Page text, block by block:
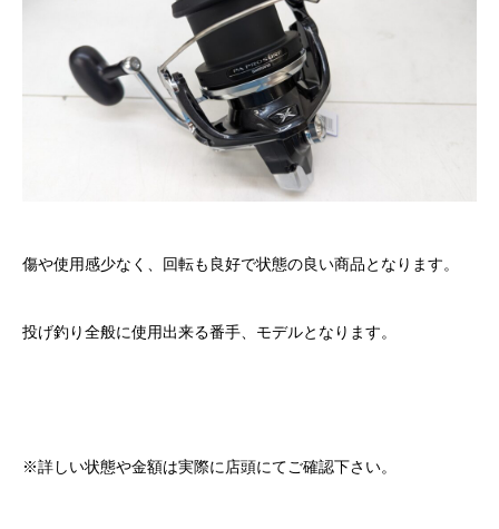
傷や使用感少なく、回転も良好で状態の良い商品となります。
投げ釣り全般に使用出来る番手、モデルとなります。
※詳しい状態や金額は実際に店頭にてご確認下さい。